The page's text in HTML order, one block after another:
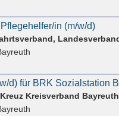
in (m/w/d)
Kreisverband Bayreuth